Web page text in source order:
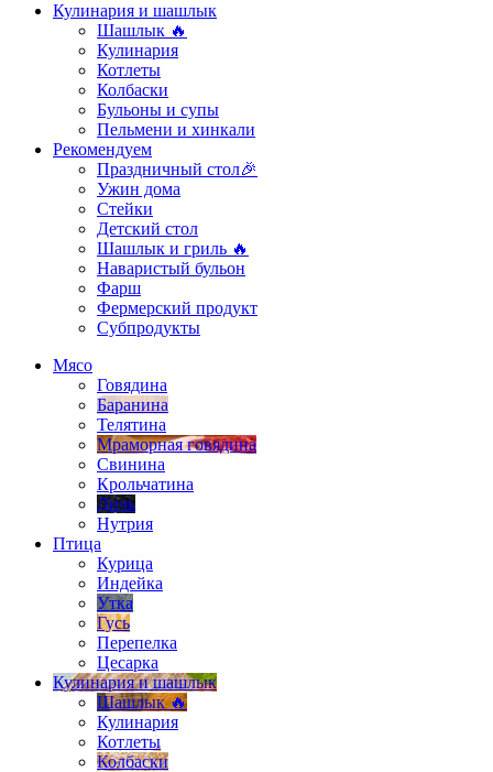
Кулинария и шашлык
Шашлык 🔥
Кулинария
Котлеты
Колбаски
Бульоны и супы
Пельмени и хинкали
Рекомендуем
Праздничный стол🎉
Ужин дома
Стейки
Детский стол
Шашлык и гриль 🔥
Наваристый бульон
Фарш
Фермерский продукт
Субпродукты
Мясо
Говядина
Баранина
Телятина
Мраморная говядина
Свинина
Крольчатина
Дичь
Нутрия
Птица
Курица
Индейка
Утка
Гусь
Перепелка
Цесарка
Кулинария и шашлык
Шашлык 🔥
Кулинария
Котлеты
Колбаски